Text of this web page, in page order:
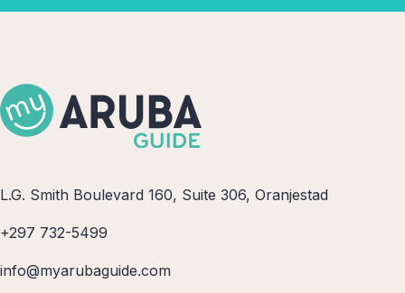
L.G. Smith Boulevard 160, Suite 306, Oranjestad
+297 732-5499
info@myarubaguide.com